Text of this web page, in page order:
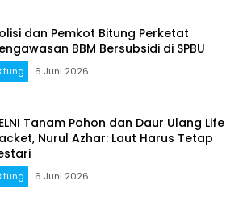
dan Pemkot Bitung Perketat
BBM Bersubsidi di SPBU
6 Juni 2026
Tanam Pohon dan Daur Ulang Life
Nurul Azhar: Laut Harus Tetap
6 Juni 2026